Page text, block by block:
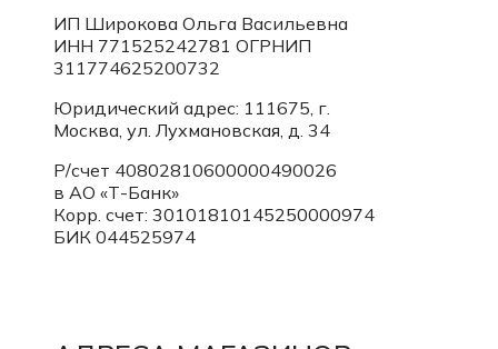
ИП Широкова Ольга Васильевна
ИНН 771525242781 ОГРНИП
311774625200732
Юридический адрес: 111675, г.
Москва, ул. Лухмановская, д. 34
Р/счет 40802810600000490026
в АО «Т-Банк»
Корр. счет: 30101810145250000974
БИК 044525974